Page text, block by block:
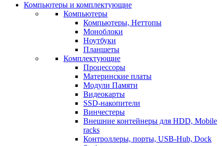
Компьютеры и комплектующие
Компьютеры
Компьютеры, Неттопы
Моноблоки
Ноутбуки
Планшеты
Комплектующие
Процессоры
Материнские платы
Модули Памяти
Видеокарты
SSD-накопители
Винчестеры
Внешние контейнеры для HDD, Mobile
racks
Контроллеры, порты, USB-Hub, Dock